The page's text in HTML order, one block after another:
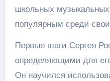
школьных музыкальных
популярным среди
Первые шаги Сергея
определяющими для
Он научился